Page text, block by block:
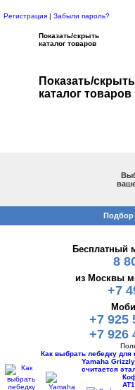
Регистрация
Забыли пароль?
Показать/скрыть
каталог товаров
Показать/скрыть
каталог товаров
Подбор
Бесплатный
8
из Москвы
+7
+7 925
+7 926
Как выбрать лебедку для
Yamaha
считается